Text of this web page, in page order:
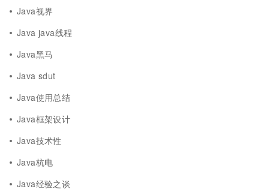
Java视界
Java java线程
Java黑马
Java sdut
Java使用总结
Java框架设计
Java技术性
Java杭电
Java经验之谈